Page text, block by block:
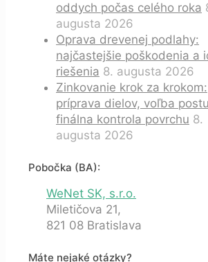
oddych počas celého roka
augusta 2026
Oprava drevenej podlahy:
najčastejšie poškodenia a
riešenia 8. augusta 2026
Zinkovanie krok za krokom:
príprava dielov, voľba
finálna kontrola povrchu 8.
augusta 2026
Pobočka (BA):
WeNet SK, s.r.o.
Miletičova 21,
821 08 Bratislava
Máte nejaké otázky?